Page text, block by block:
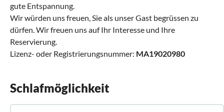
gute Entspannung.
Wir würden uns freuen, Sie als unser Gast begrüssen zu
dürfen. Wir freuen uns auf Ihr Interesse und Ihre
Reservierung.
Lizenz- oder Registrierungsnummer: MA19020980
Schlafmöglichkeit